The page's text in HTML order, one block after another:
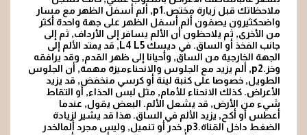
ملاحظاتك قبل زيارة مختص.p1, ألم أسفل الظهر مع مسار
واضحكثيرون يصفون ألم أسفل الظهر على جهة واحدة أكثر
من الأخرى, ثم يلاحظون أن الألم يسافر إلى الأرداف, ثم إلى
جانب الفخذ أو الساق. في ديسك L4 L5, قد يمتد الألم إلى
الجهة الخارجية من الساق, وأحيانا إلى ظهر القدم, وقد يرافقه
وخز.p2, ألم يزيد مع الجلوس والانحناءميزة مهمة, أن الجلوس
الطويل, خصوصا على كنبة لينة أو كرسي منخفض, قد يزيد
الأعراض. كذلك الانحناء للأمام, مثل لبس الحذاء, أو التقاط
شيء من الأرض, قد يشعل الألم. البعض يقول, عندما
أعطس أو أكح, يزيد الألم في الساق. هذا قد يشير لزيادة
الضغط داخل القناة.p3, خدر أو تنميل, وليس مجرد ألمالخدر